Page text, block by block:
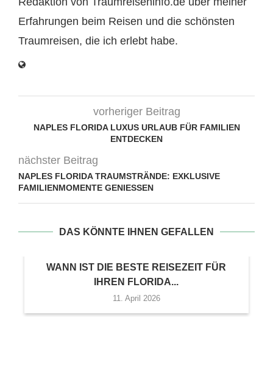
Erfahrungen beim Reisen und die schönsten
Traumreisen, die ich erlebt habe.
vorheriger Beitrag
NAPLES FLORIDA LUXUS URLAUB FÜR FAMILIEN
ENTDECKEN
nächster Beitrag
NAPLES FLORIDA TRAUMSTRÄNDE: EXKLUSIVE
FAMILIENMOMENTE GENIESSEN
DAS KÖNNTE IHNEN GEFALLEN
WANN IST DIE BESTE REISEZEIT FÜR
IHREN FLORIDA...
11. April 2026